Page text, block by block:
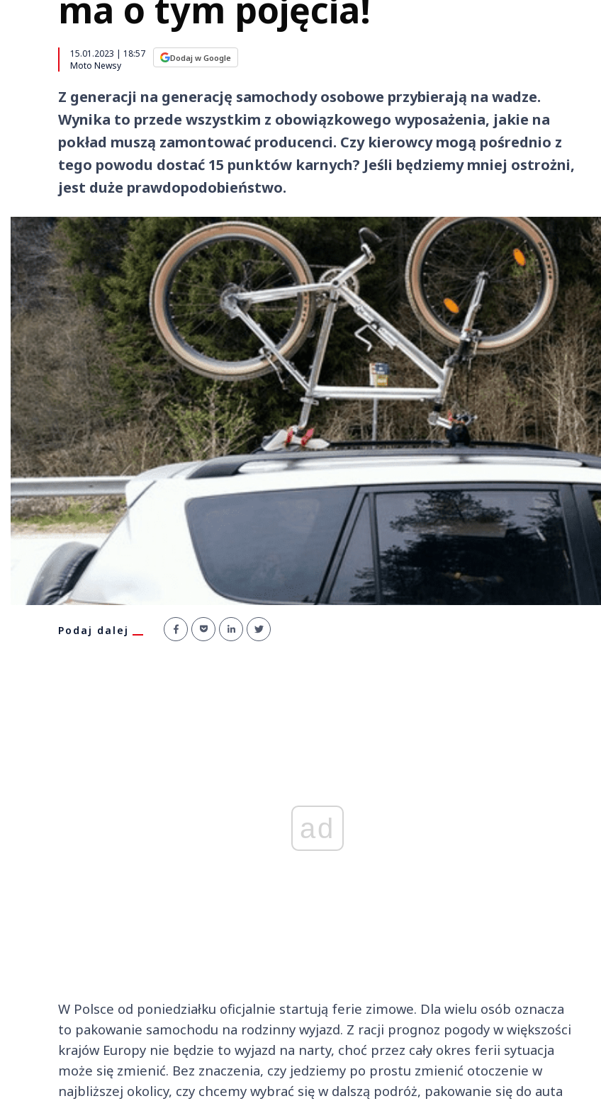
ma o tym pojęcia!
15.01.2023 | 18:57
Moto Newsy
Dodaj w Google
Z generacji na generację samochody osobowe przybierają na wadze.
Wynika to przede wszystkim z obowiązkowego wyposażenia, jakie na
pokład muszą zamontować producenci. Czy kierowcy mogą pośrednio z
tego powodu dostać 15 punktów karnych? Jeśli będziemy mniej ostrożni,
jest duże prawdopodobieństwo.
Podaj dalej
ad
W Polsce od poniedziałku oficjalnie startują ferie zimowe. Dla wielu osób oznacza
to pakowanie samochodu na rodzinny wyjazd. Z racji prognoz pogody w większości
krajów Europy nie będzie to wyjazd na narty, choć przez cały okres ferii sytuacja
może się zmienić. Bez znaczenia, czy jedziemy po prostu zmienić otoczenie w
najbliższej okolicy, czy chcemy wybrać się w dalszą podróż, pakowanie się do auta